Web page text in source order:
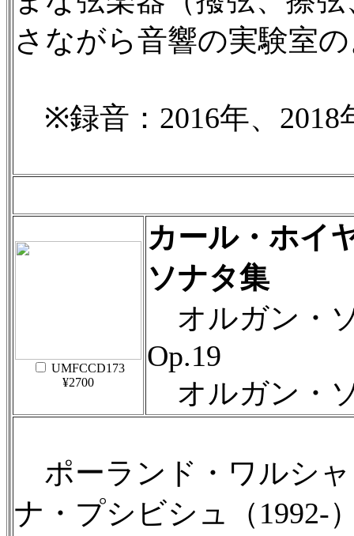
さながら音響の実験室
※録音：2016年、2018
UMFCCD173
¥2700
カール・ホイ
ソナタ集
オルガン・
Op.19
オルガン・
ポーランド・ワルシ
ナ・プシビシュ（1992-